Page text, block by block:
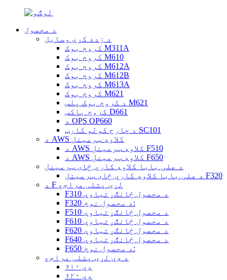
د محصول
د زده کړې وسایل
کروم بوک M311A
کروم بوک M610
کروم بوک M612A
کروم بوک M612B
کروم بوک M613A
کروم بوک M621
د کروم بوک پلس M621
کروم باکس D661
د OPS OP660
د چارج کولو کارټ SC101
د AWS کلاوډ ټرمینل
د AWS کلاوډ ټرمینل F510
د AWS کلاوډ ټرمینل F650
د علی بابا کلاوډ کاري ځای ټرمینل
د علی بابا کلاوډ کاري ځای ټرمینل F320
د F لړۍ پتلی مراجع
F310 د محصول ځانګړتیاوې
F320 د محصول نوم:
F510 د محصول ځانګړتیاوې
F610 د محصول ځانګړتیاوې
F620 د محصول ځانګړتیاوې
F640 د محصول ځانګړتیاوې
F650 د محصول نوم:
د ډي لړۍ پتلی مراجع
ډي ۶۱۰
ډي ۶۲۰